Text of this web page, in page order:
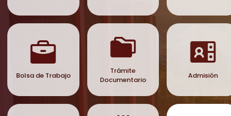
Bolsa de Trabajo
Trámite
Documentario
Admisión